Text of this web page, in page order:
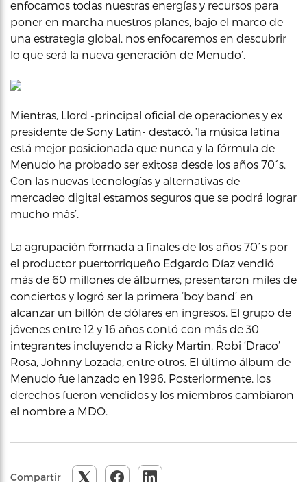
enfocamos todas nuestras energías y recursos para
poner en marcha nuestros planes, bajo el marco de
una estrategia global, nos enfocaremos en descubrir
lo que será la nueva generación de Menudo’.
Mientras, Llord -principal oficial de operaciones y ex
presidente de Sony Latin- destacó, ‘la música latina
está mejor posicionada que nunca y la fórmula de
Menudo ha probado ser exitosa desde los años 70´s.
Con las nuevas tecnologías y alternativas de
mercadeo digital estamos seguros que se podrá lograr
mucho más’.
La agrupación formada a finales de los años 70´s por
el productor puertorriqueño Edgardo Díaz vendió
más de 60 millones de álbumes, presentaron miles de
conciertos y logró ser la primera ‘boy band’ en
alcanzar un billón de dólares en ingresos. El grupo de
jóvenes entre 12 y 16 años contó con más de 30
integrantes incluyendo a Ricky Martin, Robi ‘Draco’
Rosa, Johnny Lozada, entre otros. El último álbum de
Menudo fue lanzado en 1996. Posteriormente, los
derechos fueron vendidos y los miembros cambiaron
el nombre a MDO.
Compartir